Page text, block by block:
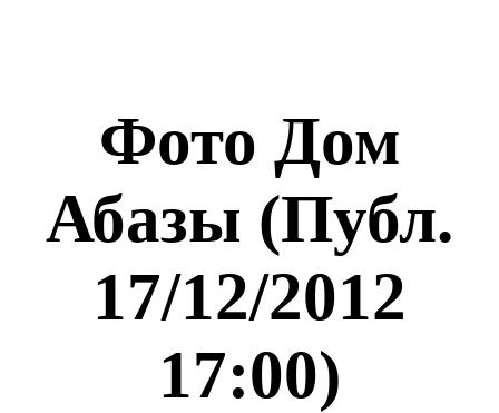
Фото Дом
Абазы (Публ.
17/12/2012
17:00)